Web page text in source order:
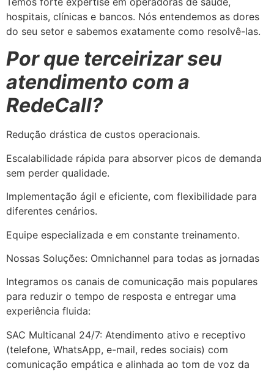
hospitais, clínicas e bancos. Nós entendemos as dores
do seu setor e sabemos exatamente como resolvê-las.
Por que terceirizar seu
atendimento com a
RedeCall?
Redução drástica de custos operacionais.
Escalabilidade rápida para absorver picos de demanda
sem perder qualidade.
Implementação ágil e eficiente, com flexibilidade para
diferentes cenários.
Equipe especializada e em constante treinamento.
Nossas Soluções: Omnichannel para todas as jornadas
Integramos os canais de comunicação mais populares
para reduzir o tempo de resposta e entregar uma
experiência fluida:
SAC Multicanal 24/7: Atendimento ativo e receptivo
(telefone, WhatsApp, e-mail, redes sociais) com
comunicação empática e alinhada ao tom de voz da